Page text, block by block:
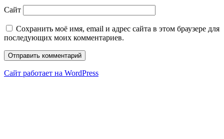
Сайт
Сохранить моё имя, email и адрес сайта в этом браузере для
последующих моих комментариев.
Сайт работает на WordPress